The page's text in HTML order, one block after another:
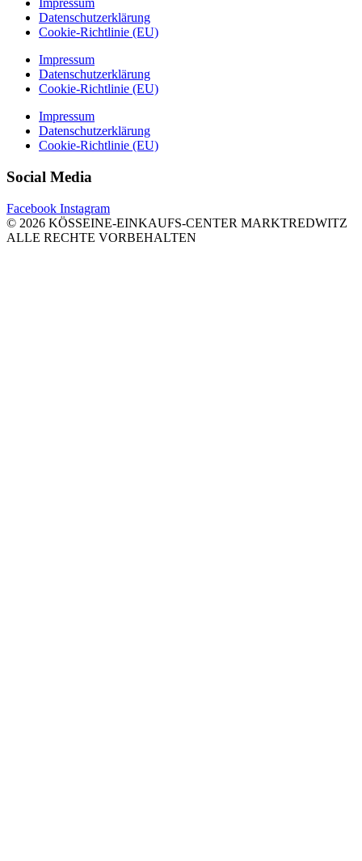
Impressum
Datenschutzerklärung
Cookie-Richtlinie (EU)
Impressum
Datenschutzerklärung
Cookie-Richtlinie (EU)
Impressum
Datenschutzerklärung
Cookie-Richtlinie (EU)
Social Media
Facebook Instagram
© 2026 KÖSSEINE-EINKAUFS-CENTER MARKTREDWITZ
ALLE RECHTE VORBEHALTEN